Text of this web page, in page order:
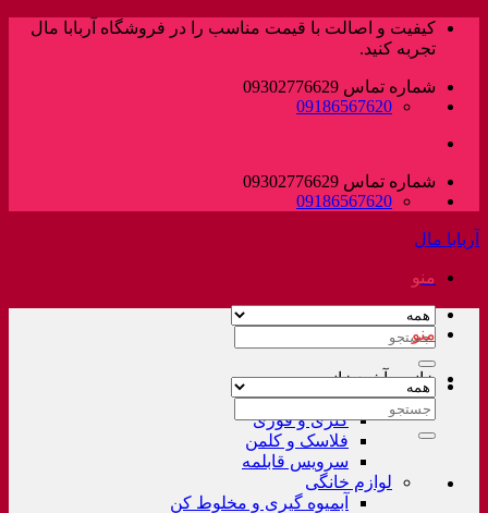
پرش
کیفیت و اصالت با قیمت مناسب را در فروشگاه آربابا مال
تجربه کنید.
شماره تماس 09302776629
09186567620
شماره تماس 09302776629
09186567620
آربابا مال
منو
جستجو
خانه و آشپزخانه
لوازم خانگی غیر برقی
کتری و قوری
فلاسک و کلمن
سرویس قابلمه
لوازم خانگی
آبمیوه گیری و مخلوط کن
منو
جستجو